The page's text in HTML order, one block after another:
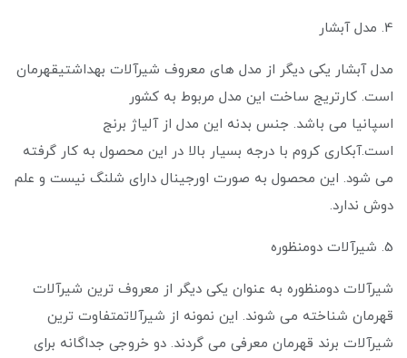
4. مدل آبشار
مدل آبشار یکی دیگر از مدل های معروف شیرآلات بهداشتیقهرمان
است. کارتریج ساخت این مدل مربوط به کشور
اسپانیا می باشد. جنس بدنه این مدل از آلیاژ برنج
است.آبکاری کروم با درجه بسیار بالا در این محصول به کار گرفته
می شود. این محصول به صورت اورجینال دارای شلنگ نیست و علم
دوش ندارد.
5. شیرآلات دومنظوره
شیرآلات دومنظوره به عنوان یکی دیگر از معروف ترین شیرآلات
قهرمان شناخته می شوند. این نمونه از شیرآلاتمتفاوت ترین
شیرآلات برند قهرمان معرفی می گردند. دو خروجی جداگانه برای